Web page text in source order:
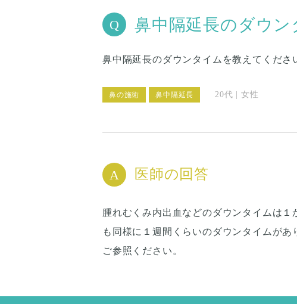
鼻中隔延長のダウン
鼻中隔延長のダウンタイムを教えてくださ
鼻の施術 鼻中隔延長 20代 | 女性
医師の回答
腫れむくみ内出血などのダウンタイムは
も同様に１週間くらいのダウンタイムが
ご参照ください。